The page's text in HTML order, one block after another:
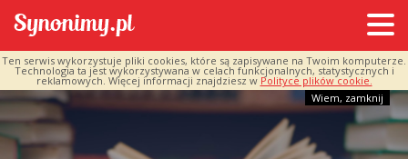
Ten serwis wykorzystuje pliki cookies, które są zapisywane na Twoim komputerze.
Technologia ta jest wykorzystywana w celach funkcjonalnych, statystycznych i
reklamowych. Więcej informacji znajdziesz w Polityce plików cookie.
Wiem, zamknij